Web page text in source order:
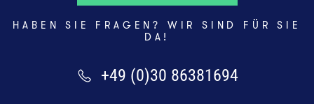
HABEN SIE FRAGEN? WIR SIND FÜR SIE
DA!
+49 (0)30 86381694